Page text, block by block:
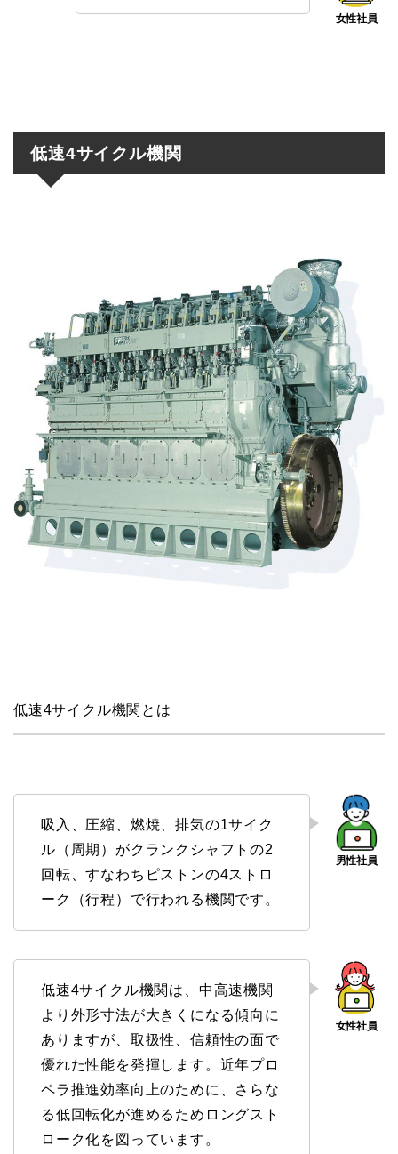
低速4サイクル機関
低速4サイクル機関とは
吸入、圧縮、燃焼、排気の1サイク
ル（周期）がクランクシャフトの2
回転、すなわちピストンの4ストロ
ーク（行程）で行われる機関です。
低速4サイクル機関は、中高速機関
より外形寸法が大きくになる傾向に
ありますが、取扱性、信頼性の面で
優れた性能を発揮します。近年プロ
ペラ推進効率向上のために、さらな
る低回転化が進めるためロングスト
ローク化を図っています。